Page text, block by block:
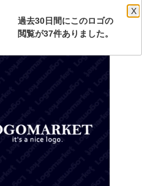
過去30日間にこのロゴの
X
閲覧が37件ありました。